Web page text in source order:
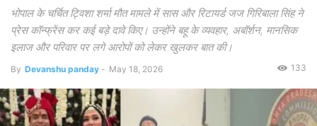
भोपाल के चर्चित ट्विशा शर्मा मौत मामले में सास और रिटायर्ड जज गिरिबाला सिंह ने
प्रेस कॉन्फ्रेंस कर कई बड़े दावे किए। उन्होंने बहू के व्यवहार, अबॉर्शन, मानसिक
इलाज और परिवार पर लगे आरोपों को लेकर खुलकर बात की।
By Devanshu panday - May 18, 2026 133